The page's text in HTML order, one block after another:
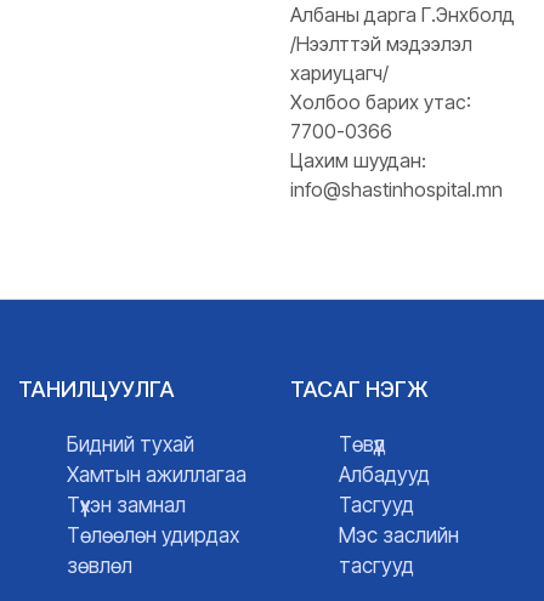
Албаны дарга Г.Энхболд
/Нээлттэй мэдээлэл
хариуцагч/
Холбоо барих утас:
7700-0366
Цахим шуудан:
info@shastinhospital.mn
ТАНИЛЦУУЛГА
Бидний тухай
Хамтын ажиллагаа
Түүхэн замнал
Төлөөлөн удирдах
зөвлөл
ТАСАГ НЭГЖ
Төвүүд
Албадууд
Тасгууд
Мэс заслийн
тасгууд